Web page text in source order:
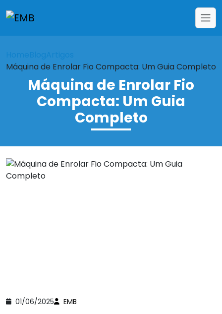
Home Blog
Artigos
Máquina de Enrolar Fio Compacta: Um Guia Completo
Máquina de Enrolar Fio
Compacta: Um Guia
Completo
01/06/2025 EMB